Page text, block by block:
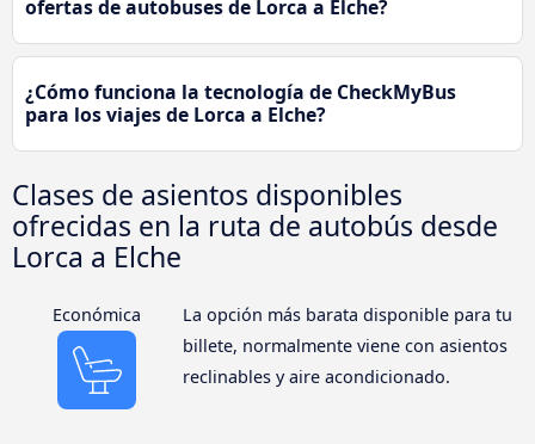
ofertas de autobuses de Lorca a Elche?
¿Cómo funciona la tecnología de CheckMyBus
para los viajes de Lorca a Elche?
Clases de asientos disponibles
ofrecidas en la ruta de autobús desde
Lorca a Elche
Económica
La opción más barata disponible para tu
billete, normalmente viene con asientos
reclinables y aire acondicionado.